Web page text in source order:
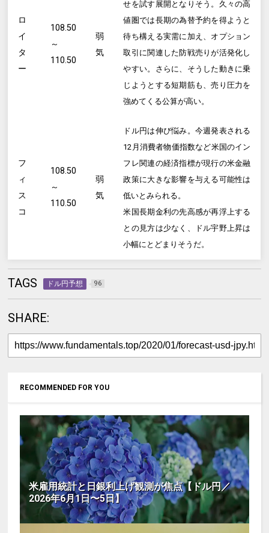
ロ
イ
タ
ー
108.50
～
110.50
弱
気
せを試す展開となりそう。久々の高
値圏では長期の為替予約を得ようと
待ち構える実需に加え、オプション
取引に関連した防戦売りが活発化し
やすい。さらに、そうした動きに乗
じようとする短期筋も、売り圧力を
強めてくる公算が高い。
フ
ィ
ス
コ
108.50
～
110.50
弱
気
ドル円は伸び悩み。今週発表される
12月消費者物価指数など米国のイン
フレ関連の経済指標が現行の米金融
政策に大きな影響を与える可能性は
低いとみられる。
米国長期金利の先高感が再浮上する
との見方は少なく、ドル宇野上昇は
小幅にとどまりそうだ。
TAGS ドル円予想 96
SHARE:
RECOMMENDED FOR YOU
米雇用統計と日銀利上げ観測が焦点【ドル円／
2026年6月1日〜5日】